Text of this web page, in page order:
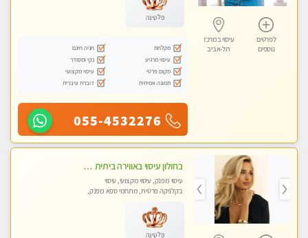
לפרטים
נוספים
עיסוי במרכז
תל-אביב
פלטינה
מקלחת
חניה חינם
עיסוי מרגיע
נקי ומסודר
מקום פרטי
עיסוי מקצועי
תמונה אמיתית
דוברת עיברית
055-4532276
בחולון עיסוי באווירה ביתית רגועה שקט , עיסוי ספורטיבי משחרר לכל הגוף. מעסה צעירה ואלופה לעיסוי מפנק מומלץ מאוד ....פרטי!! ללא מין !!
עיסוי מפנק, עיסוי מקצועי, עיסוי
בקלניקה פרטית, מתחמי ספא מפנק,
פלטינה